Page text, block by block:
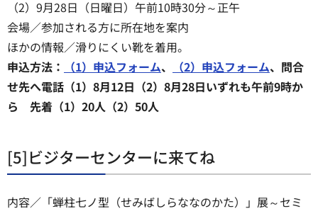
（2）9月28日（日曜日）午前10時30分～正午
会場／参加される方に所在地を案内
ほかの情報／滑りにくい靴を着用。
申込方法：
（1）申込フォーム、 （2）申込フォーム、問合
せ先へ電話（1）8月12日（2）8月28日いずれも午前9時か
ら 先着（1）20人（2）50人
[5]ビジターセンターに来てね
内容／「蝉柱七ノ型（せみばしらななのかた）」展～セミ